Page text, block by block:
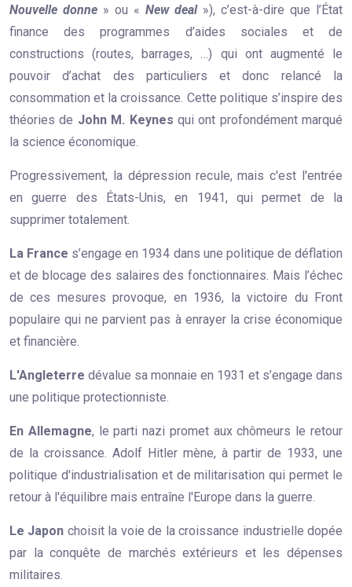
Nouvelle donne » ou « New deal»), c’est-à-dire que l’État
finance des programmes d’aides sociales et de
constructions (routes, barrages, …) qui ont augmenté le
pouvoir d’achat des particuliers et donc relancé la
consommation et la croissance. Cette politique s’inspire des
théories de John M. Keynes qui ont profondément marqué
la science économique.
Progressivement, la dépression recule, mais c'est l'entrée
en guerre des États-Unis, en 1941, qui permet de la
supprimer totalement.
La France s’engage en 1934 dans une politique de déflation
et de blocage des salaires des fonctionnaires. Mais l’échec
de ces mesures provoque, en 1936, la victoire du Front
populaire qui ne parvient pas à enrayer la crise économique
et financière.
L'Angleterre dévalue sa monnaie en 1931 et s’engage dans
une politique protectionniste.
En Allemagne, le parti nazi promet aux chômeurs le retour
de la croissance. Adolf Hitler mène, à partir de 1933, une
politique d'industrialisation et de militarisation qui permet le
retour à l'équilibre mais entraîne l'Europe dans la guerre.
Le Japon choisit la voie de la croissance industrielle dopée
par la conquête de marchés extérieurs et les dépenses
militaires.